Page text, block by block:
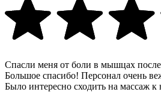
Спасли меня от боли в мышцах
Большое спасибо! Персонал очень
Было интересно сходить на массаж к